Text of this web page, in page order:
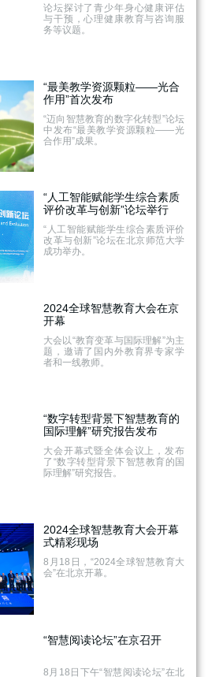
论坛探讨了青少年身心健康评估
与干预，心理健康教育与咨询服
务等议题。
“最美教学资源颗粒——光合
作用”首次发布
“迈向智慧教育的数字化转型”论坛
中发布“最美教学资源颗粒——光
合作用”成果。
“人工智能赋能学生综合素质
评价改革与创新”论坛举行
“人工智能赋能学生综合素质评价
改革与创新”论坛在北京师范大学
成功举办。
2024全球智慧教育大会在京
开幕
大会以“教育变革与国际理解”为主
题，邀请了国内外教育界专家学
者和一线教师。
“数字转型背景下智慧教育的
国际理解”研究报告发布
大会开幕式暨全体会议上，发布
了“数字转型背景下智慧教育的国
际理解”研究报告。
2024全球智慧教育大会开幕
式精彩现场
8月18日，“2024全球智慧教育大
会”在北京开幕。
“智慧阅读论坛”在京召开
8月18日下午“智慧阅读论坛”在北